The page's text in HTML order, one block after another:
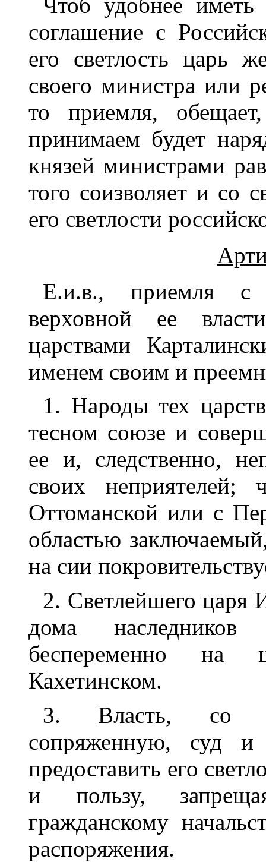
соглашение с
его светлость царь
своего министра или
то приемля,
принимаем будет
князей министрами
того соизволяет и со
его светлости
Е.и.в., приемля с
верховной ее
царствами
именем своим и
1. Народы тех
тесном союзе и
ее и, следственно,
своих
Оттоманской или с
областью
на сии
2. Светлейшего царя
дома
беспеременно на
Кахетинском.
3. Власть, со
сопряженную, суд и
предоставить его
и пользу,
гражданскому
распоряжения.